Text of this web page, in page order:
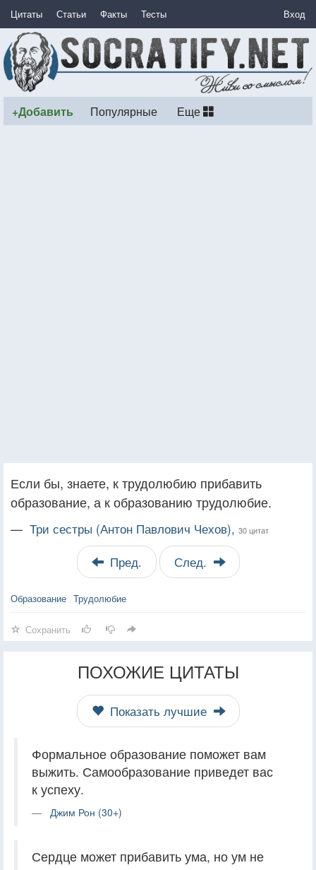
Цитаты Статьи Факты Тесты Вход
+Добавить Популярные Еще
Если бы, знаете, к трудолюбию прибавить
образование, а к образованию трудолюбие.
— Три сестры (Антон Павлович Чехов), 30 цитат
Пред. След.
Образование Трудолюбие
Сохранить
ПОХОЖИЕ ЦИТАТЫ
Показать лучшие
Формальное образование поможет вам
выжить. Самообразование приведет вас
к успеху.
Джим Рон (30+)
Сердце может прибавить ума, но ум не